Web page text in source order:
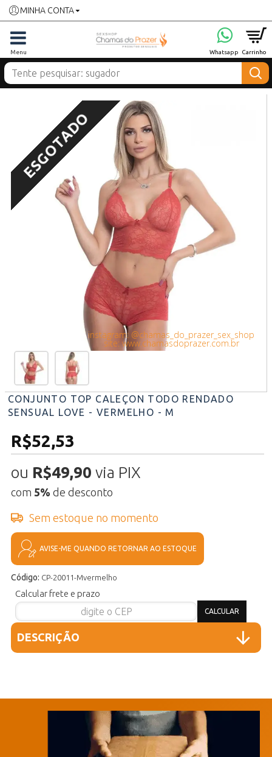
MINHA CONTA
instagram: @chamas_do_prazer_sex_shop
site: www.chamasdoprazer.com.br
ESGOTADO
CONJUNTO TOP CALEÇON TODO RENDADO
SENSUAL LOVE - VERMELHO - M
Código: CP-20011-Mvermelho
R$52,53
ou R$49,90 via PIX
com 5% de desconto
Sem estoque no momento
AVISE-ME QUANDO RETORNAR AO ESTOQUE
Calcular frete e prazo
DESCRIÇÃO